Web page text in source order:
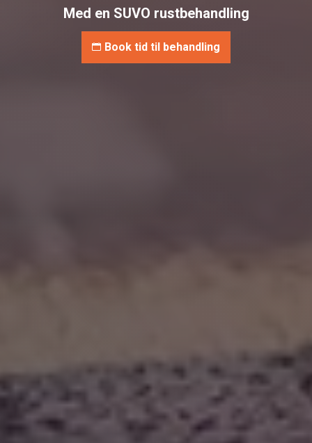
Med en SUVO rustbehandling
Book tid til behandling